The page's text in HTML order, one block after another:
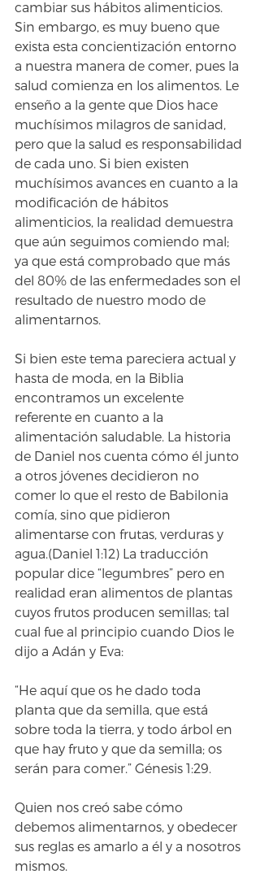
cambiar sus hábitos alimenticios.
Sin embargo, es muy bueno que
exista esta concientización entorno
a nuestra manera de comer, pues la
salud comienza en los alimentos. Le
enseño a la gente que Dios hace
muchísimos milagros de sanidad,
pero que la salud es responsabilidad
de cada uno. Si bien existen
muchísimos avances en cuanto a la
modificación de hábitos
alimenticios, la realidad demuestra
que aún seguimos comiendo mal;
ya que está comprobado que más
del 80% de las enfermedades son el
resultado de nuestro modo de
alimentarnos.
Si bien este tema pareciera actual y
hasta de moda, en la Biblia
encontramos un excelente
referente en cuanto a la
alimentación saludable. La historia
de Daniel nos cuenta cómo él junto
a otros jóvenes decidieron no
comer lo que el resto de Babilonia
comía, sino que pidieron
alimentarse con frutas, verduras y
agua.(Daniel 1:12) La traducción
popular dice “legumbres” pero en
realidad eran alimentos de plantas
cuyos frutos producen semillas; tal
cual fue al principio cuando Dios le
dijo a Adán y Eva:
“He aquí que os he dado toda
planta que da semilla, que está
sobre toda la tierra, y todo árbol en
que hay fruto y que da semilla; os
serán para comer.” Génesis 1:29.
Quien nos creó sabe cómo
debemos alimentarnos, y obedecer
sus reglas es amarlo a él y a nosotros
mismos.